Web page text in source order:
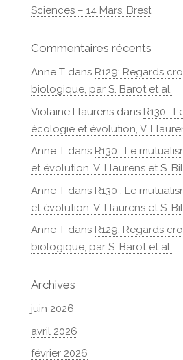
Sciences – 14 Mars, Brest
Commentaires récents
Anne Tdans R129: Regards
biologique, par S. Barot et al.
Violaine Llaurensdans R130 :
écologie et évolution, V.
Anne Tdans R130 : Le
et évolution, V. Llaurens et S.
Anne Tdans R130 : Le
et évolution, V. Llaurens et S.
Anne Tdans R129: Regards
biologique, par S. Barot et al.
Archives
juin 2026
avril 2026
février 2026